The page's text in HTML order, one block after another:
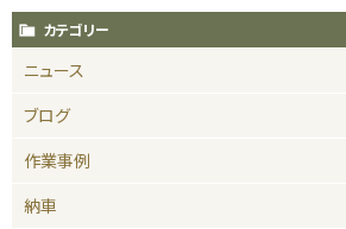
カテゴリー
ニュース
ブログ
作業事例
納車